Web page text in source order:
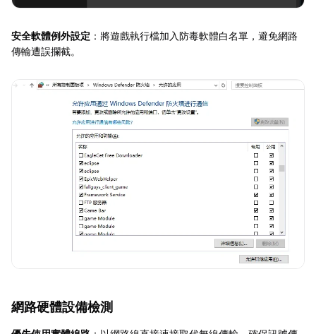
安全軟體例外設定 ：將遊戲執行檔加入防毒軟體白名單，避免網路
傳輸遭誤攔截。
網路硬體設備檢測